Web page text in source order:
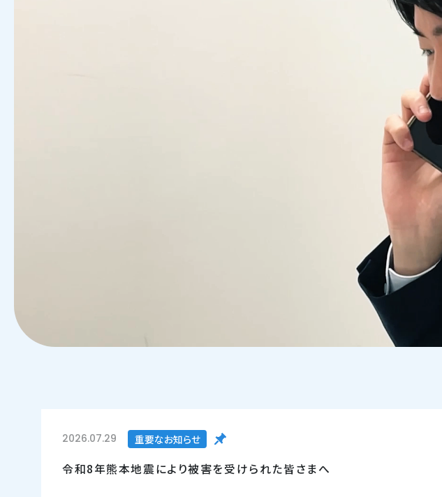
2026.07.29 重要なお知らせ
令和8年熊本地震により被害を受けられた皆さまへ